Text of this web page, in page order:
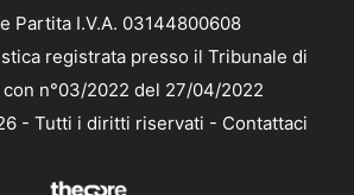
Partita I.V.A. 03144800608
registrata presso il Tribunale di
n°03/2022 del 27/04/2022
- Tutti i diritti riservati - Contattaci